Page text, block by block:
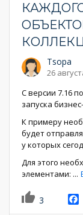
Tsopa
26
С версии 7.16
запуска
К примеру
будет
у которых
Для этого
элементами: ...
3